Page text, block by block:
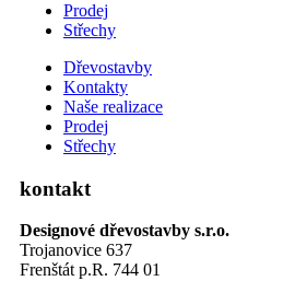
Prodej
Střechy
Dřevostavby
Kontakty
Naše realizace
Prodej
Střechy
kontakt
Designové dřevostavby s.r.o.
Trojanovice 637
Frenštát p.R. 744 01